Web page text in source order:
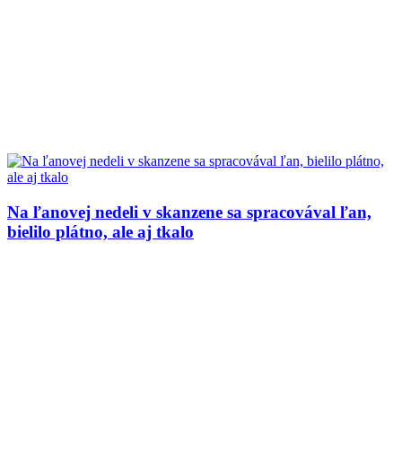
Na ľanovej nedeli v skanzene sa spracovával ľan,
bielilo plátno, ale aj tkalo